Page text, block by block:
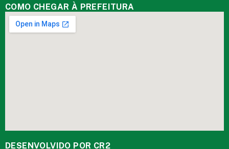
COMO CHEGAR À PREFEITURA
DESENVOLVIDO POR CR2